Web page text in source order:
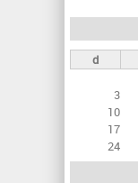
e
t
s
n
d
3
10
17
24